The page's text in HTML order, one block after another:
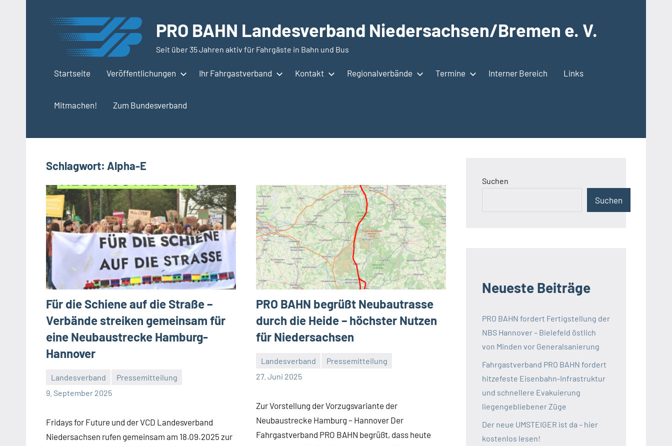
PRO BAHN Landesverband Niedersachsen/Bremen e. V.
Seit über 35 Jahren aktiv für Fahrgäste in Bahn und Bus
Startseite Veröffentlichungen Ihr Fahrgastverband Kontakt Regionalverbände Termine Interner Bereich Links
Mitmachen! Zum Bundesverband
Schlagwort: Alpha-E
Für die Schiene auf die Straße –
Verbände streiken gemeinsam für
eine Neubaustrecke Hamburg-
Hannover
Landesverband
Pressemitteilung
9. September 2025
Malte
Ein
Fridays for Future und der VCD Landesverband
Niedersachsen rufen gemeinsam am 18.09.2025 zur
PRO BAHN begrüßt Neubautrasse
durch die Heide – höchster Nutzen
für Niedersachsen
Landesverband
Pressemitteilung
27. Juni 2025
Malte
5
Zur Vorstellung der Vorzugsvariante der
Neubaustrecke Hamburg – Hannover Der
Fahrgastverband PRO BAHN begrüßt, dass heute
Suchen
Suchen
Neueste Beiträge
PRO BAHN fordert Fertigstellung der
NBS Hannover – Bielefeld östlich
von Minden vor Generalsanierung
Fahrgastverband PRO BAHN fordert
hitzefeste Eisenbahn-Infrastruktur
und schnellere Evakuierung
liegengebliebener Züge
Der neue UMSTEIGER ist da – hier
kostenlos lesen!